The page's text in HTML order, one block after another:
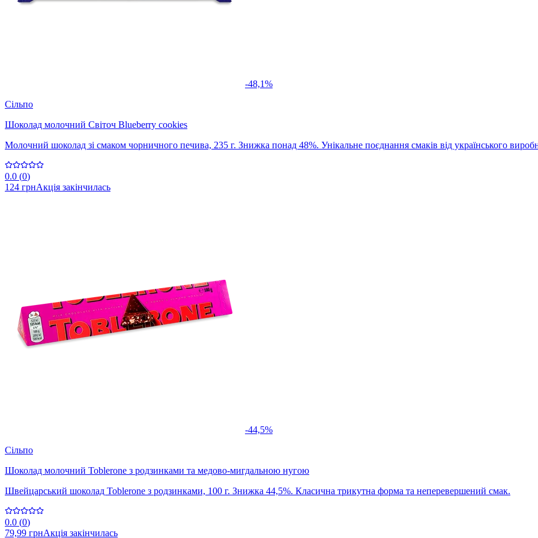
-48,1%
Сільпо
Шоколад молочний Світоч Blueberry cookies
Молочний шоколад зі смаком чорничного печива, 235 г. Знижка понад 48%. Унікальне поєднання смаків від українського
0.0 (0)
124 грнАкція закінчилась
-44,5%
Сільпо
Шоколад молочний Toblerone з родзинками та медово-мигдальною нугою
Швейцарський шоколад Toblerone з родзинками, 100 г. Знижка 44,5%. Класична трикутна форма та неперевершений смак.
0.0 (0)
79,99 грнАкція закінчилась